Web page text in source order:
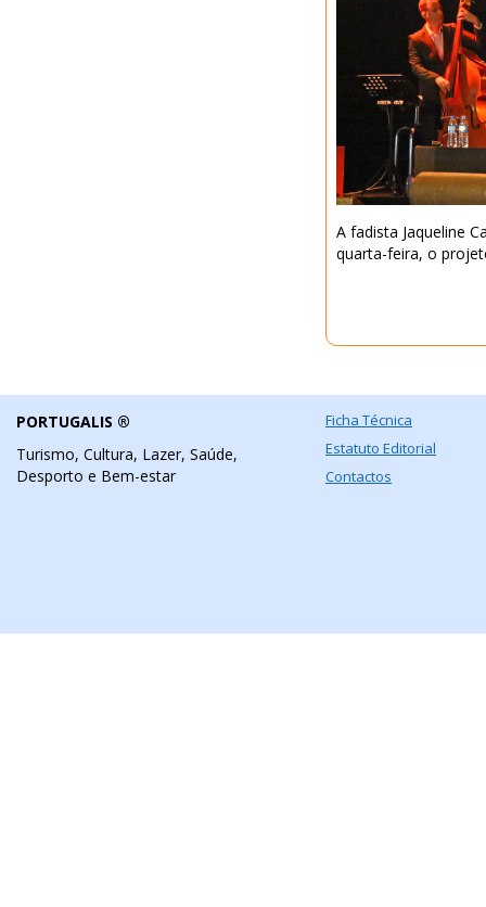
A fadista Jaqueline
quarta-feira, o
PORTUGALIS ®
Turismo, Cultura, Lazer, Saúde,
Desporto e Bem-estar
Ficha Técnica
Estatuto Editorial
Contactos